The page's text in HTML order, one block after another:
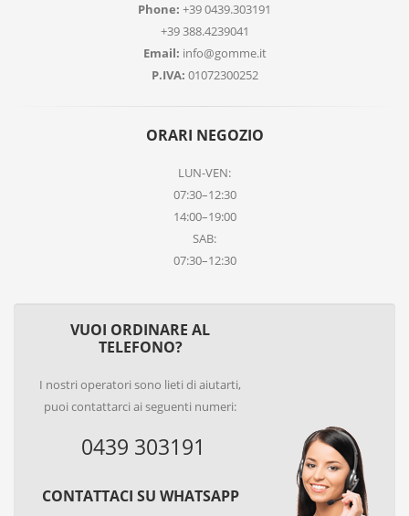
Phone: +39 0439.303191
+39 388.4239041
Email: info@gomme.it
P.IVA: 01072300252
ORARI NEGOZIO
LUN-VEN:
07:30–12:30
14:00–19:00
SAB:
07:30–12:30
VUOI ORDINARE AL
TELEFONO?
I nostri operatori sono lieti di aiutarti,
puoi contattarci ai seguenti numeri:
0439 303191
CONTATTACI SU WHATSAPP